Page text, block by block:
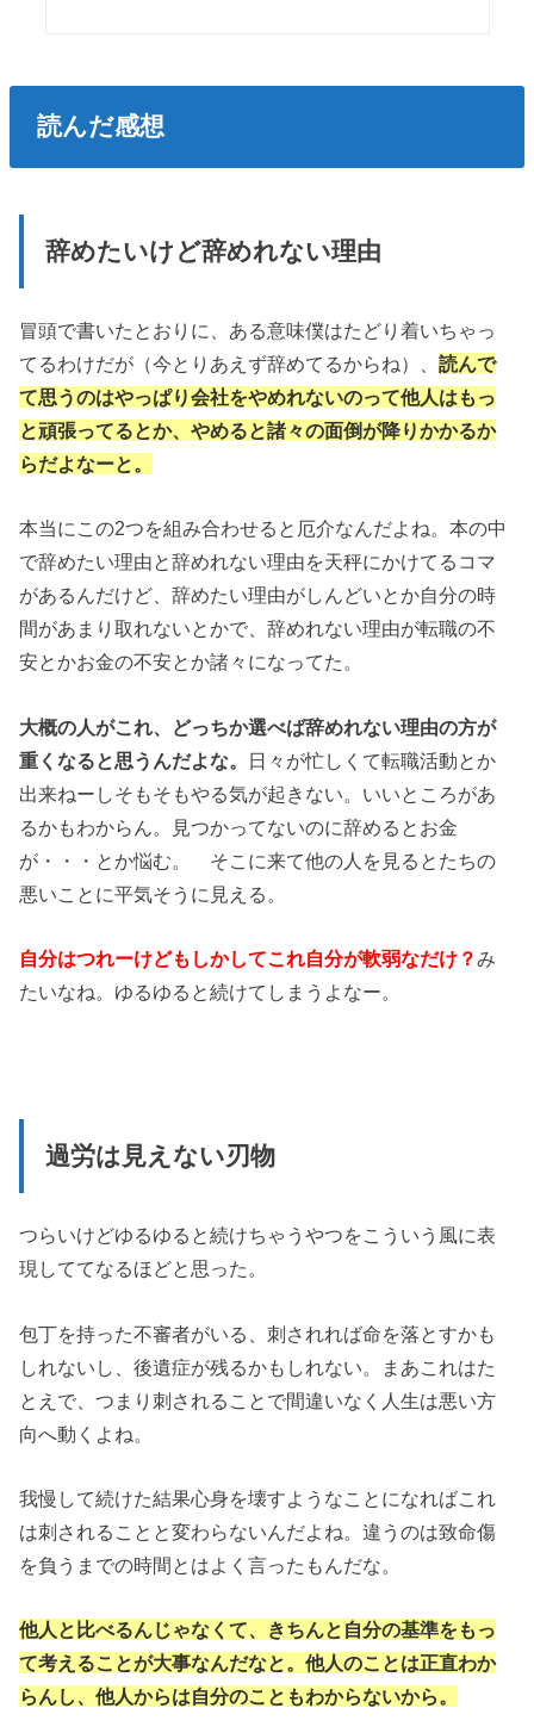
読んだ感想
辞めたいけど辞めれない理由
冒頭で書いたとおりに、ある意味僕はたどり着いちゃっ
てるわけだが（今とりあえず辞めてるからね）、読んで
て思うのはやっぱり会社をやめれないのって他人はもっ
と頑張ってるとか、やめると諸々の面倒が降りかかるか
らだよなーと。
本当にこの2つを組み合わせると厄介なんだよね。本の中
で辞めたい理由と辞めれない理由を天秤にかけてるコマ
があるんだけど、辞めたい理由がしんどいとか自分の時
間があまり取れないとかで、辞めれない理由が転職の不
安とかお金の不安とか諸々になってた。
大概の人がこれ、どっちか選べば辞めれない理由の方が
重くなると思うんだよな。 日々が忙しくて転職活動とか
出来ねーしそもそもやる気が起きない。いいところがあ
るかもわからん。見つかってないのに辞めるとお金
が・・・とか悩む。 そこに来て他の人を見るとたちの
悪いことに平気そうに見える。
自分はつれーけどもしかしてこれ自分が軟弱なだけ？み
たいなね。ゆるゆると続けてしまうよなー。
過労は見えない刃物
つらいけどゆるゆると続けちゃうやつをこういう風に表
現しててなるほどと思った。
包丁を持った不審者がいる、刺されれば命を落とすかも
しれないし、後遺症が残るかもしれない。まあこれはた
とえで、つまり刺されることで間違いなく人生は悪い方
向へ動くよね。
我慢して続けた結果心身を壊すようなことになればこれ
は刺されることと変わらないんだよね。違うのは致命傷
を負うまでの時間とはよく言ったもんだな。
他人と比べるんじゃなくて、きちんと自分の基準をもっ
て考えることが大事なんだなと。他人のことは正直わか
らんし、他人からは自分のこともわからないから。